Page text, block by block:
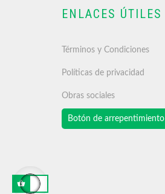
ENLACES ÚTILES
Términos y Condiciones
Políticas de privacidad
Obras sociales
Botón de arrepentimiento